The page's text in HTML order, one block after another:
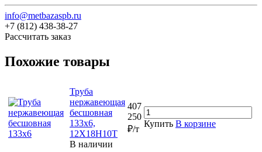
info@metbazaspb.ru
+7 (812) 438-38-27
Рассчитать заказ
Похожие товары
Труба
нержавеющая
бесшовная
133х6,
12Х18Н10Т
В наличии
407
250
₽/т
Купить В корзине